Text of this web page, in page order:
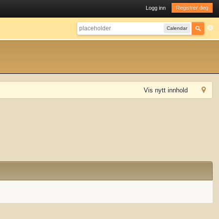
Logg inn Registrer deg
Calendar
Vis nytt innhold